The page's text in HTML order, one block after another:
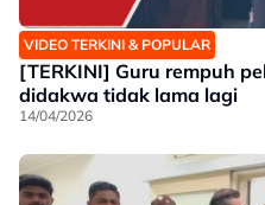
VIDEO TERKINI & POPULAR
[TERKINI] Guru rempuh
didakwa tidak lama lagi
14/04/2026